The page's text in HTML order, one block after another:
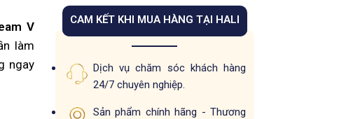
V
làm
ngay
CAM KẾT KHI MUA HÀNG TẠI HALI
Dịch vụ chăm sóc khách hàng
24/7 chuyên nghiệp.
Sản phẩm chính hãng - Thương